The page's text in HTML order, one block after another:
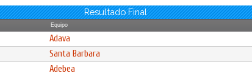
Resultado Final
Equipo
Adava
Santa Barbara
Adebea